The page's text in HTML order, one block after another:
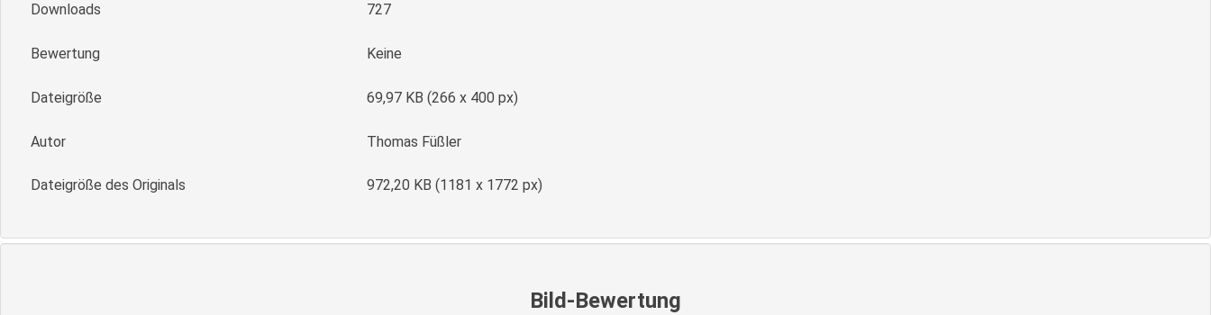
Downloads 727
Bewertung Keine
Dateigröße 69,97 KB (266 x 400 px)
Autor Thomas Füßler
Dateigröße des Originals 972,20 KB (1181 x 1772 px)
Bild-Bewertung